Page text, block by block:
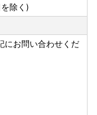
除く)
にお問い合わせくだ